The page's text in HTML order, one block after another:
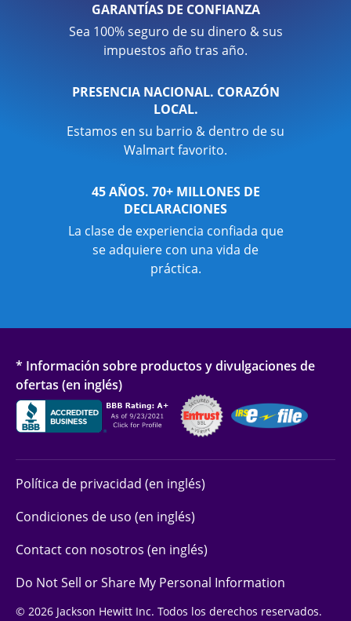
GARANTÍAS DE CONFIANZA
Sea 100% seguro de su dinero & sus
impuestos año tras año.
PRESENCIA NACIONAL. CORAZÓN
LOCAL.
Estamos en su barrio & dentro de su
Walmart favorito.
45 AÑOS. 70+ MILLONES DE
DECLARACIONES
La clase de experiencia confiada que
se adquiere con una vida de
práctica.
* Información sobre productos y divulgaciones de
ofertas (en inglés)
Política de privacidad (en inglés)
Condiciones de uso (en inglés)
Contact con nosotros (en inglés)
Do Not Sell or Share My Personal Information
© 2026 Jackson Hewitt Inc. Todos los derechos reservados.